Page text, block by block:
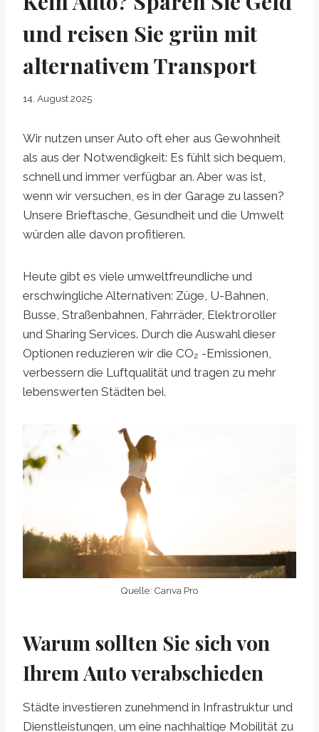
und reisen Sie grün mit
alternativem Transport
14. August 2025
Wir nutzen unser Auto oft eher aus Gewohnheit
als aus der Notwendigkeit: Es fühlt sich bequem,
schnell und immer verfügbar an. Aber was ist,
wenn wir versuchen, es in der Garage zu lassen?
Unsere Brieftasche, Gesundheit und die Umwelt
würden alle davon profitieren.
Heute gibt es viele umweltfreundliche und
erschwingliche Alternativen: Züge, U-Bahnen,
Busse, Straßenbahnen, Fahrräder, Elektroroller
und Sharing Services. Durch die Auswahl dieser
Optionen reduzieren wir die CO₂ -Emissionen,
verbessern die Luftqualität und tragen zu mehr
lebenswerten Städten bei.
Quelle: Canva Pro
Warum sollten Sie sich von
Ihrem Auto verabschieden
Städte investieren zunehmend in Infrastruktur und
Dienstleistungen, um eine nachhaltige Mobilität zu